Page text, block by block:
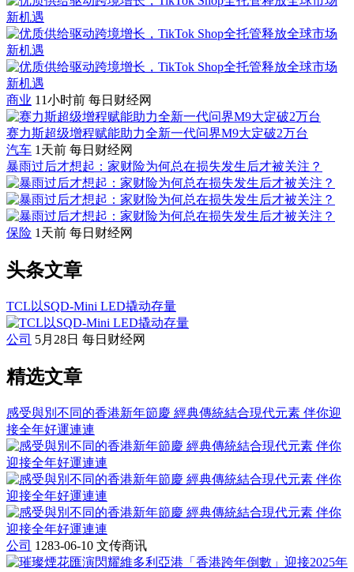
商业 11小时前 每日财经网
赛力斯超级增程赋能助力全新一代问界M9大定破2万台
汽车 1天前 每日财经网
暴雨过后才想起：家财险为何总在损失发生后才被关注？
保险 1天前 每日财经网
头条文章
TCL以SQD-Mini LED撬动存量
公司 5月28日 每日财经网
精选文章
感受與別不同的香港新年節慶 經典傳統結合現代元素 伴你迎
接全年好運連連
公司 1283-06-10 文传商讯